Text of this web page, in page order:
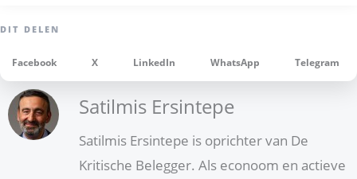
Facebook X LinkedIn WhatsApp Telegram
Satilmis Ersintepe
Satilmis Ersintepe is oprichter van De
Kritische Belegger. Als econoom en actieve